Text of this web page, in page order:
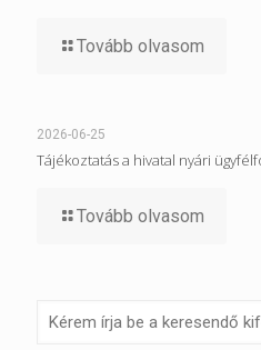
Tovább olvasom
2026-06-25
Tájékoztatás a hivatal nyári
Tovább olvasom